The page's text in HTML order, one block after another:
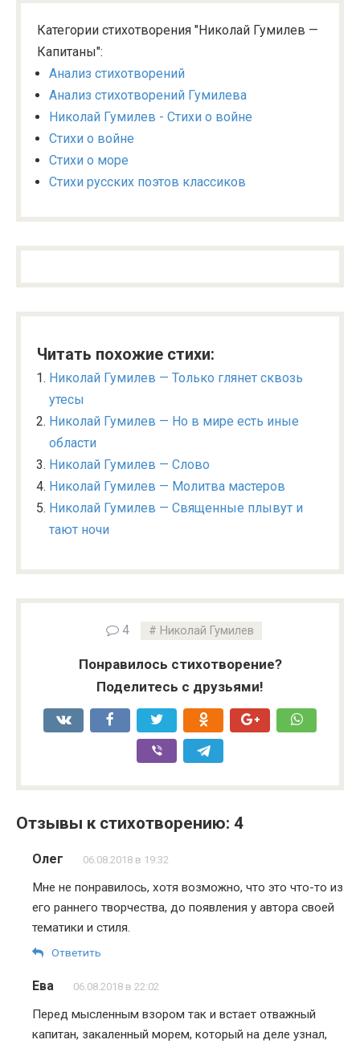
Категории стихотворения "Николай Гумилев —
Капитаны":
Анализ стихотворений
Анализ стихотворений Гумилева
Николай Гумилев - Стихи о войне
Стихи о войне
Стихи о море
Стихи русских поэтов классиков
Читать похожие стихи:
Николай Гумилев — Только глянет сквозь
утесы
Николай Гумилев — Но в мире есть иные
области
Николай Гумилев — Слово
Николай Гумилев — Молитва мастеров
Николай Гумилев — Священные плывут и
тают ночи
4 Николай Гумилев
Понравилось стихотворение?
Поделитесь с друзьями!
Отзывы к стихотворению: 4
Олег 06.08.2018 в 19:32
Мне не понравилось, хотя возможно, что это что-то из
его раннего творчества, до появления у автора своей
тематики и стиля.
Ответить
Ева 06.08.2018 в 22:02
Перед мысленным взором так и встает отважный
капитан, закаленный морем, который на деле узнал,